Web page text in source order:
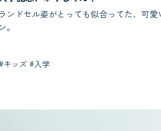
ランドセル姿がとっても似合ってた、可愛
ン。
キッズ #入学